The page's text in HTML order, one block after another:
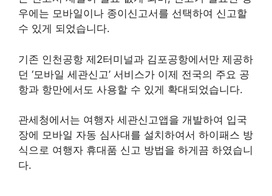
우에는 모바일이나 종이신고서를 선택하여 신고할
수 있게 되었습니다.
기존 인천공항 제2터미널과 김포공항에서만 제공하
던 ‘모바일 세관신고’ 서비스가 이제 전국의 주요 공
항과 항만에서도 사용할 수 있게 확대되었습니다.
관세청에서는 여행자 세관신고앱을 개발하여 입국
장에 모바일 자동 심사대를 설치하여서 하이패스 방
식으로 여행자 휴대품 신고 방법을 하게끔 하였습니
다.